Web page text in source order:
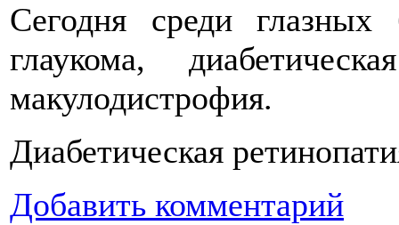
Сегодня среди глазных
глаукома,
макулодистрофия.
Диабетическая
Добавить комментарий